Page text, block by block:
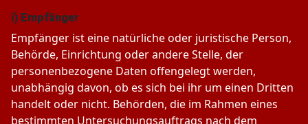
i) Empfänger
Empfänger ist eine natürliche oder juristische Person,
Behörde, Einrichtung oder andere Stelle, der
personenbezogene Daten offengelegt werden,
unabhängig davon, ob es sich bei ihr um einen Dritten
handelt oder nicht. Behörden, die im Rahmen eines
bestimmten Untersuchungsauftrags nach dem